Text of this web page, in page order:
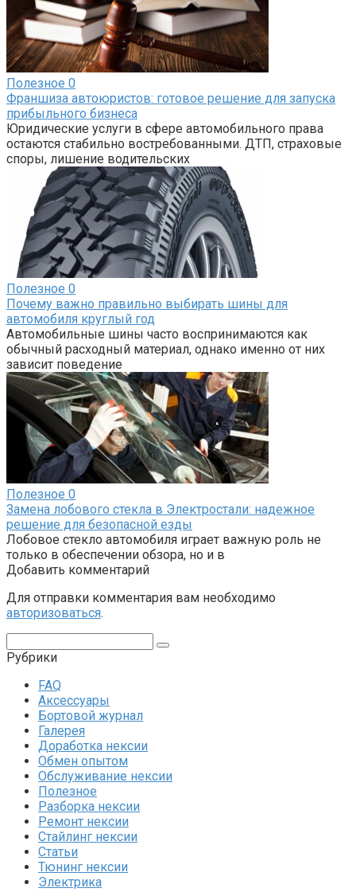
Полезное 0
Франшиза автоюристов: готовое решение для запуска
прибыльного бизнеса
Юридические услуги в сфере автомобильного права
остаются стабильно востребованными. ДТП, страховые
споры, лишение водительских
Полезное 0
Почему важно правильно выбирать шины для
автомобиля круглый год
Автомобильные шины часто воспринимаются как
обычный расходный материал, однако именно от них
зависит поведение
Полезное 0
Замена лобового стекла в Электростали: надежное
решение для безопасной езды
Лобовое стекло автомобиля играет важную роль не
только в обеспечении обзора, но и в
Добавить комментарий
Для отправки комментария вам необходимо
авторизоваться.
Рубрики
FAQ
Аксессуары
Бортовой журнал
Галерея
Доработка нексии
Обмен опытом
Обслуживание нексии
Полезное
Разборка нексии
Ремонт нексии
Стайлинг нексии
Статьи
Тюнинг нексии
Электрика